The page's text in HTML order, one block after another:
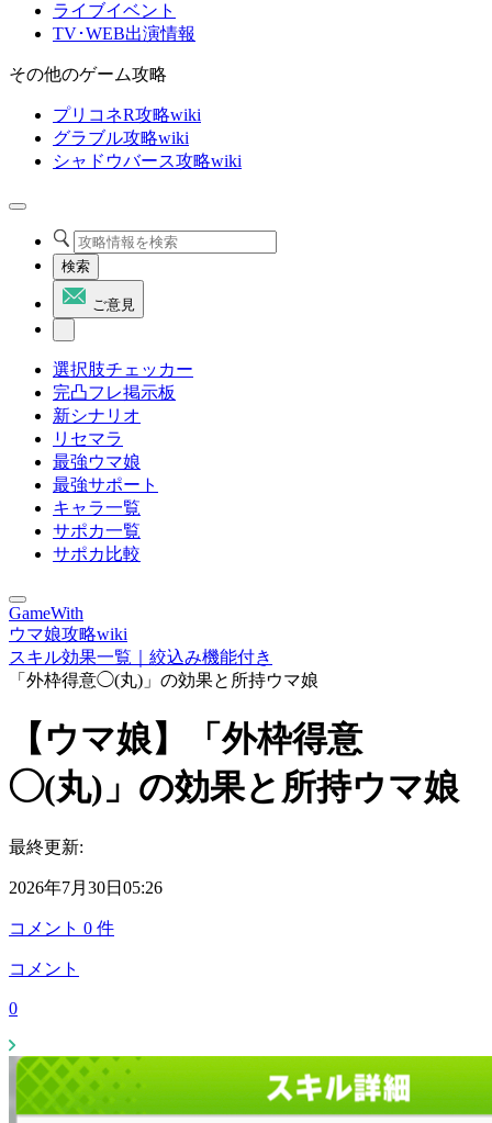
ライブイベント
TV･WEB出演情報
その他のゲーム攻略
プリコネR攻略wiki
グラブル攻略wiki
シャドウバース攻略wiki
検索
ご意見
選択肢チェッカー
完凸フレ掲示板
新シナリオ
リセマラ
最強ウマ娘
最強サポート
キャラ一覧
サポカ一覧
サポカ比較
GameWith
ウマ娘攻略wiki
スキル効果一覧｜絞込み機能付き
「外枠得意◯(丸)」の効果と所持ウマ娘
【ウマ娘】「外枠得意
◯(丸)」の効果と所持ウマ娘
最終更新:
2026年7月30日05:26
コメント 0 件
コメント
0